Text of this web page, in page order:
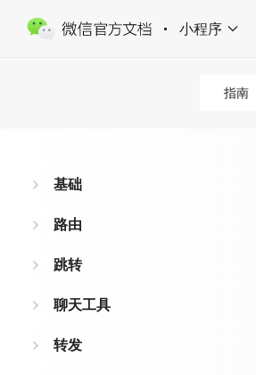
小程序
指南
基础
路由
跳转
聊天工具
转发